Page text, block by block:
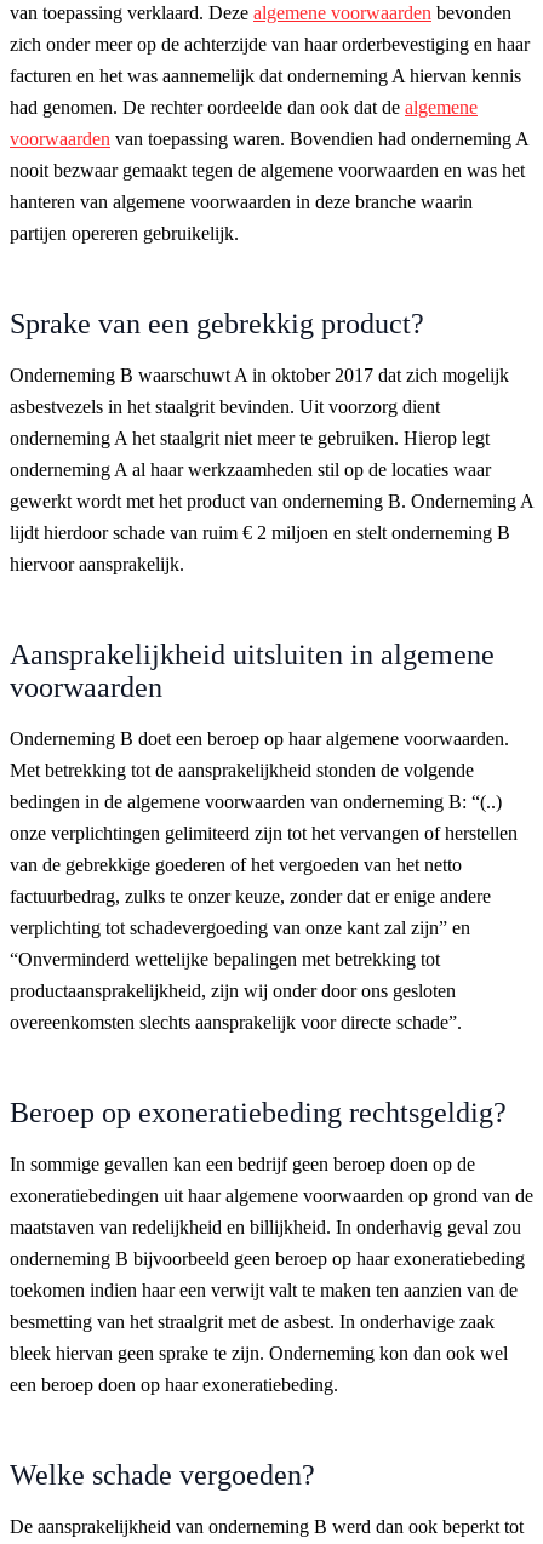
van toepassing verklaard. Deze algemene voorwaarden bevonden
zich onder meer op de achterzijde van haar orderbevestiging en haar
facturen en het was aannemelijk dat onderneming A hiervan kennis
had genomen. De rechter oordeelde dan ook dat de algemene
voorwaarden van toepassing waren. Bovendien had onderneming A
nooit bezwaar gemaakt tegen de algemene voorwaarden en was het
hanteren van algemene voorwaarden in deze branche waarin
partijen opereren gebruikelijk.
Sprake van een gebrekkig product?
Onderneming B waarschuwt A in oktober 2017 dat zich mogelijk
asbestvezels in het staalgrit bevinden. Uit voorzorg dient
onderneming A het staalgrit niet meer te gebruiken. Hierop legt
onderneming A al haar werkzaamheden stil op de locaties waar
gewerkt wordt met het product van onderneming B. Onderneming A
lijdt hierdoor schade van ruim € 2 miljoen en stelt onderneming B
hiervoor aansprakelijk.
Aansprakelijkheid uitsluiten in algemene
voorwaarden
Onderneming B doet een beroep op haar algemene voorwaarden.
Met betrekking tot de aansprakelijkheid stonden de volgende
bedingen in de algemene voorwaarden van onderneming B: “(..)
onze verplichtingen gelimiteerd zijn tot het vervangen of herstellen
van de gebrekkige goederen of het vergoeden van het netto
factuurbedrag, zulks te onzer keuze, zonder dat er enige andere
verplichting tot schadevergoeding van onze kant zal zijn” en
“Onverminderd wettelijke bepalingen met betrekking tot
productaansprakelijkheid, zijn wij onder door ons gesloten
overeenkomsten slechts aansprakelijk voor directe schade”.
Beroep op exoneratiebeding rechtsgeldig?
In sommige gevallen kan een bedrijf geen beroep doen op de
exoneratiebedingen uit haar algemene voorwaarden op grond van de
maatstaven van redelijkheid en billijkheid. In onderhavig geval zou
onderneming B bijvoorbeeld geen beroep op haar exoneratiebeding
toekomen indien haar een verwijt valt te maken ten aanzien van de
besmetting van het straalgrit met de asbest. In onderhavige zaak
bleek hiervan geen sprake te zijn. Onderneming kon dan ook wel
een beroep doen op haar exoneratiebeding.
Welke schade vergoeden?
De aansprakelijkheid van onderneming B werd dan ook beperkt tot